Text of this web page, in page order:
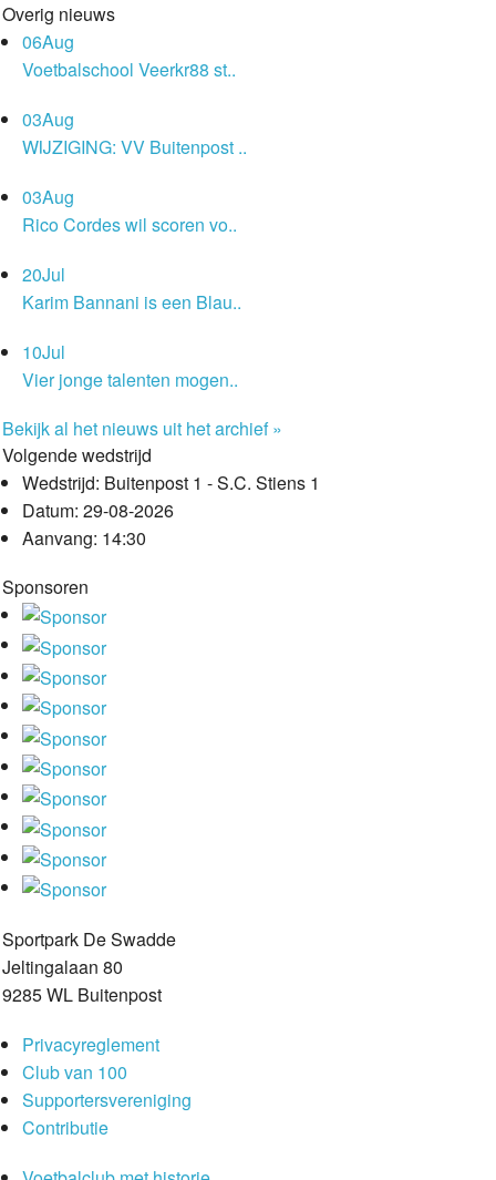
Overig nieuws
06Aug
Voetbalschool Veerkr88 st..
03Aug
WIJZIGING: VV Buitenpost ..
03Aug
Rico Cordes wil scoren vo..
20Jul
Karim Bannani is een Blau..
10Jul
Vier jonge talenten mogen..
Bekijk al het nieuws uit het archief »
Volgende wedstrijd
Wedstrijd: Buitenpost 1 - S.C. Stiens 1
Datum: 29-08-2026
Aanvang: 14:30
Sponsoren
Sportpark De Swadde
Jeltingalaan 80
9285 WL Buitenpost
Privacyreglement
Club van 100
Supportersvereniging
Contributie